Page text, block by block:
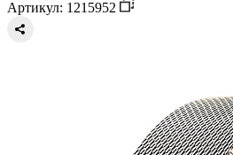
Артикул: 1215952